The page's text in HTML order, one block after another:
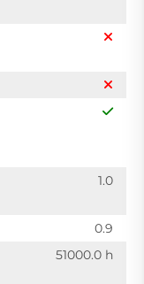
1.0
0.9
51000.0 h